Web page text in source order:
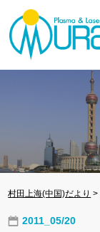
村田上海(中国)だより >
2011_05/20